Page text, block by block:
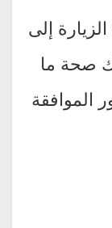
إلى
صحة ما
الموافقة